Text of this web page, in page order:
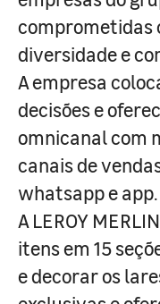
comprometidas
diversidade e
A empresa
decisões e
omnicanal com
canais de
whatsapp e app.
A LEROY
itens em 15
e decorar os